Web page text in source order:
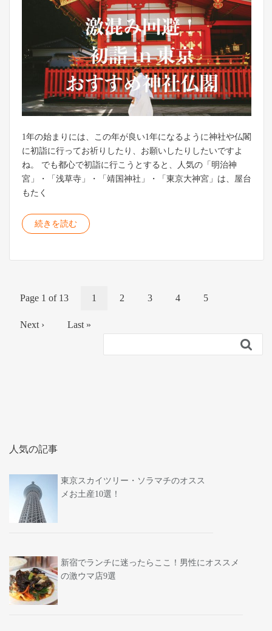
1年の始まりには、この年が良い1年になるように神社や仏閣
に初詣に行ってお祈りしたり、お願いしたりしたいですよ
ね。 でも都心で初詣に行こうとすると、人気の「明治神
宮」・「浅草寺」・「靖国神社」・「東京大神宮」は、屋台
もたく
続きを読む
Page 1 of 13 1 2 3 4 5
Next › Last »

人気の記事
東京スカイツリー・ソラマチのオスス
メお土産10選！
新宿でランチに迷ったらここ！男性にオススメ
の激ウマ店9選